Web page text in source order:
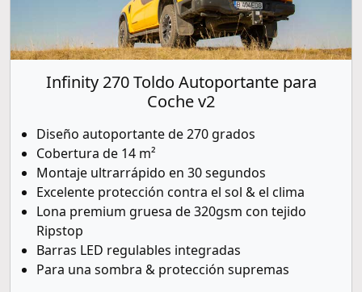
Infinity 270 Toldo Autoportante para
Coche v2
Diseño autoportante de 270 grados
Cobertura de 14 m²
Montaje ultrarrápido en 30 segundos
Excelente protección contra el sol & el clima
Lona premium gruesa de 320gsm con tejido
Ripstop
Barras LED regulables integradas
Para una sombra & protección supremas